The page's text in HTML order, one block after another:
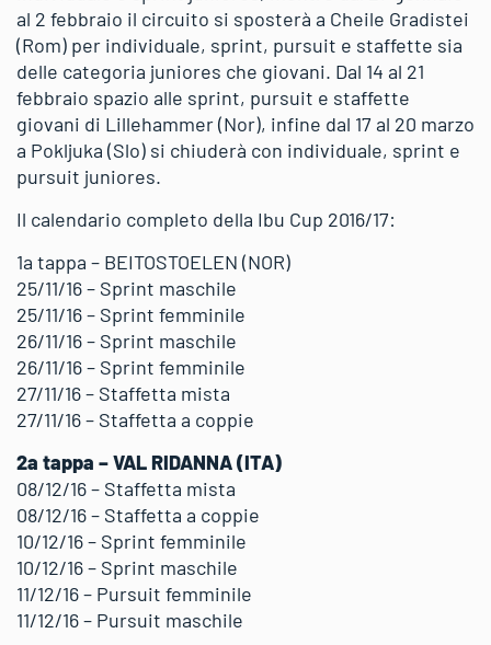
al 2 febbraio il circuito si sposterà a Cheile Gradistei
(Rom) per individuale, sprint, pursuit e staffette sia
delle categoria juniores che giovani. Dal 14 al 21
febbraio spazio alle sprint, pursuit e staffette
giovani di Lillehammer (Nor), infine dal 17 al 20 marzo
a Pokljuka (Slo) si chiuderà con individuale, sprint e
pursuit juniores.
Il calendario completo della Ibu Cup 2016/17:
1a tappa – BEITOSTOELEN (NOR)
25/11/16 – Sprint maschile
25/11/16 – Sprint femminile
26/11/16 – Sprint maschile
26/11/16 – Sprint femminile
27/11/16 – Staffetta mista
27/11/16 – Staffetta a coppie
2a tappa – VAL RIDANNA (ITA)
08/12/16 – Staffetta mista
08/12/16 – Staffetta a coppie
10/12/16 – Sprint femminile
10/12/16 – Sprint maschile
11/12/16 – Pursuit femminile
11/12/16 – Pursuit maschile